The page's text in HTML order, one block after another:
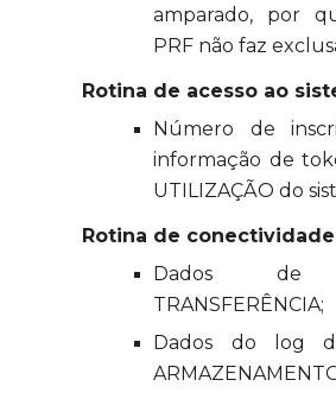
amparado, por
PRF não faz
Rotina de acesso ao
Número de
informação de
UTILIZAÇÃO do
Rotina de conectividade
Dados de
TRANSFERÊNCIA;
Dados do log